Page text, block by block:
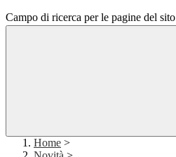
Campo di ricerca per le pagine del sito
Home >